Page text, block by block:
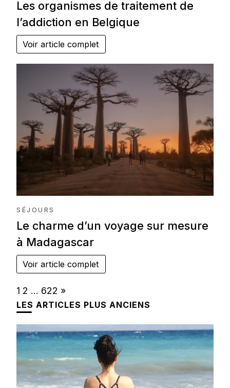
Les organismes de traitement de
l’addiction en Belgique
Voir article complet
SÉJOURS
Le charme d’un voyage sur mesure
à Madagascar
Voir article complet
Page:
1 2 … 622 Next
»
LES ARTICLES PLUS ANCIENS